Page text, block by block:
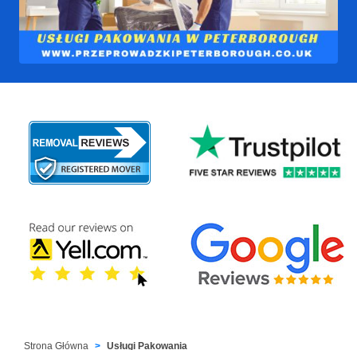
Strona Główna Usługi Pakowania